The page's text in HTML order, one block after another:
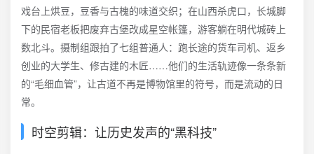
戏台上烘豆，豆香与古槐的味道交织；在山西杀虎口，长城脚
下的民宿老板把废弃古堡改成星空帐篷，游客躺在明代城砖上
数北斗。摄制组跟拍了七组普通人：跑长途的货车司机、返乡
创业的大学生、修古建的木匠……他们的生活轨迹像一条条新
的“毛细血管”，让古道不再是博物馆里的符号，而是流动的日
常。
时空剪辑：让历史发声的“黑科技”